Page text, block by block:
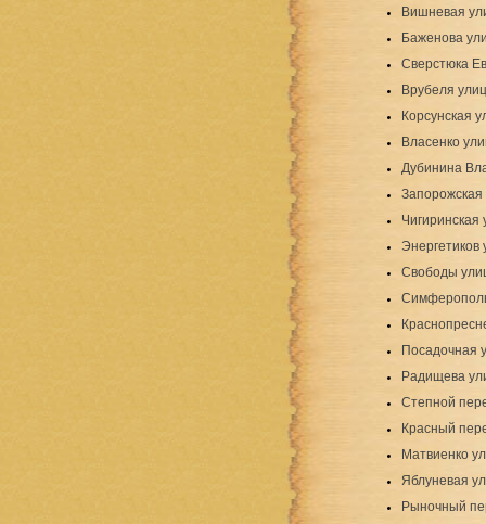
Вишневая
Баженова
Сверстюка
Врубеля
Корсунская
Власенко
Дубинина
Чигиринская
Энергетиков
Свободы
Посадочная
Радищева
Степной
Красный
Матвиенко
Яблуневая
Рыночный